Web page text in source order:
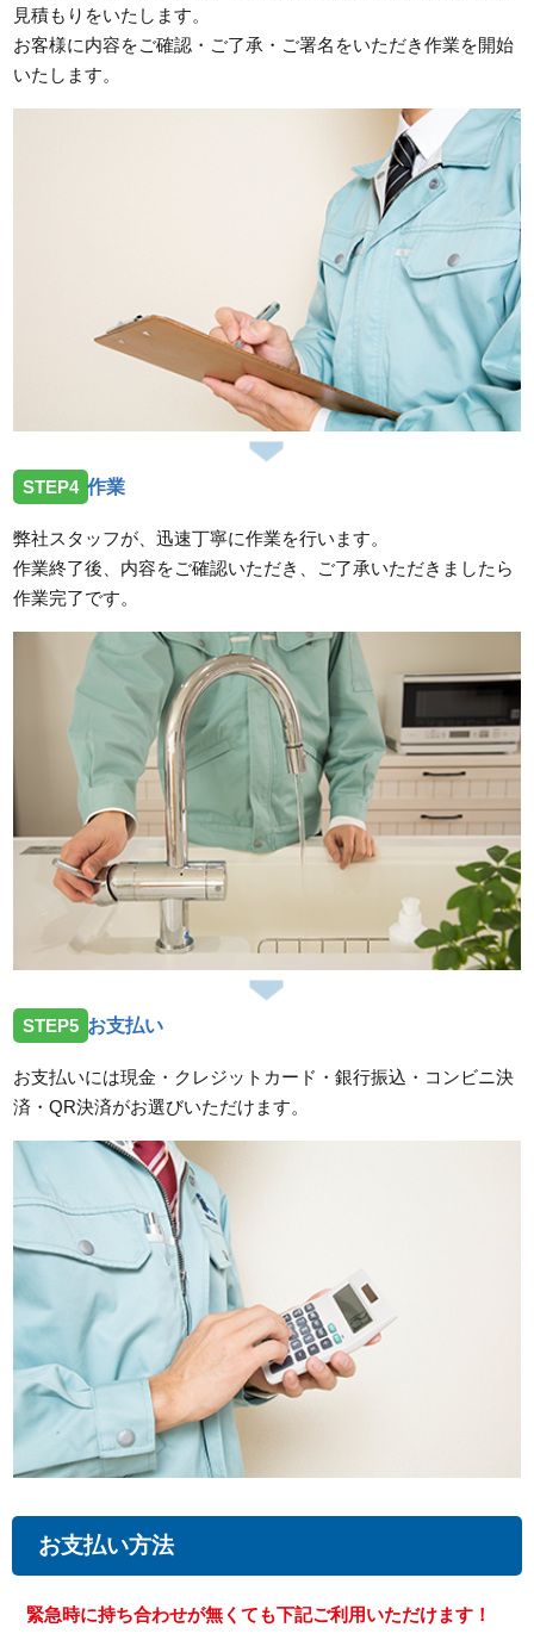
見積もりをいたします。
お客様に内容をご確認・ご了承・ご署名をいただき作業を開始
いたします。
STEP4 作業
弊社スタッフが、迅速丁寧に作業を行います。
作業終了後、内容をご確認いただき、ご了承いただきましたら
作業完了です。
STEP5 お支払い
お支払いには現金・クレジットカード・銀行振込・コンビニ決
済・QR決済がお選びいただけます。
お支払い方法
緊急時に持ち合わせが無くても下記ご利用いただけます！